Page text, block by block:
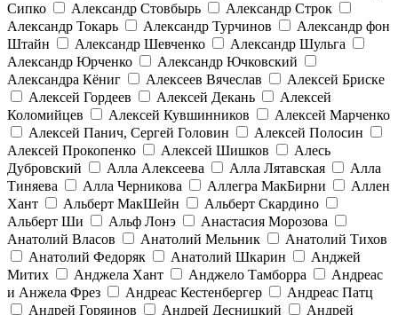
Сипко
Александр Стовбырь
Александр Строк
Александр Токарь
Александр Турчинов
Александр фон
Штайн
Александр Шевченко
Александр Шульга
Александр Юрченко
Александр Ючковский
Александра Кёниг
Алексеев Вячеслав
Алексей Бриске
Алексей Гордеев
Алексей Декань
Алексей
Коломийцев
Алексей Кувшинников
Алексей Марченко
Алексей Панич, Сергей Головин
Алексей Полосин
Алексей Прокопенко
Алексей Шишков
Алесь
Дубровский
Алла Алексеева Алла Лятавская
Алла
Тиняева
Алла Черникова Аллегра МакБирни
Аллен
Хант
Альберт МакШейн
Альберт Скардино
Альберт Ши
Альф Лонэ
Анастасия Морозова
Анатолий Власов
Анатолий Мельник
Анатолий Тихов
Анатолий Федоряк
Анатолий Шкарин
Анджей
Митих
Анджела Хант Анджело Тамборра
Андреас
и Анжела Фрез
Андреас Кестенбергер
Андреас Патц
Андрей Горяинов
Андрей Десницкий Андрей